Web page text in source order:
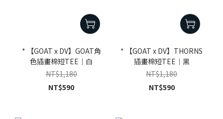
* 【GOAT x DV】GOAT角
色插畫棉短TEE｜白
NT$1,180
NT$590
* 【GOAT x DV】THORNS
插畫棉短TEE｜黑
NT$1,180
NT$590